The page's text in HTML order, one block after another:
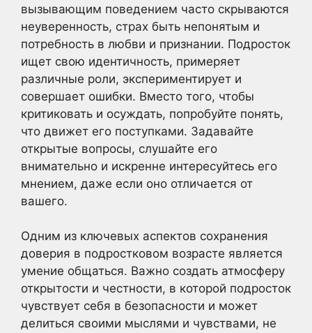
вызывающим поведением часто скрываются
неуверенность, страх быть непонятым и
потребность в любви и признании. Подросток
ищет свою идентичность, примеряет
различные роли, экспериментирует и
совершает ошибки. Вместо того, чтобы
критиковать и осуждать, попробуйте понять,
что движет его поступками. Задавайте
открытые вопросы, слушайте его
внимательно и искренне интересуйтесь его
мнением, даже если оно отличается от
вашего.
Одним из ключевых аспектов сохранения
доверия в подростковом возрасте является
умение общаться. Важно создать атмосферу
открытости и честности, в которой подросток
чувствует себя в безопасности и может
делиться своими мыслями и чувствами, не